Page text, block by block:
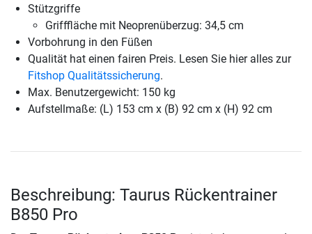
Stützgriffe
Grifffläche mit Neoprenüberzug: 34,5 cm
Vorbohrung in den Füßen
Qualität hat einen fairen Preis. Lesen Sie hier alles zur
Fitshop Qualitätssicherung.
Max. Benutzergewicht: 150 kg
Aufstellmaße: (L) 153 cm x (B) 92 cm x (H) 92 cm
Beschreibung: Taurus Rückentrainer
B850 Pro